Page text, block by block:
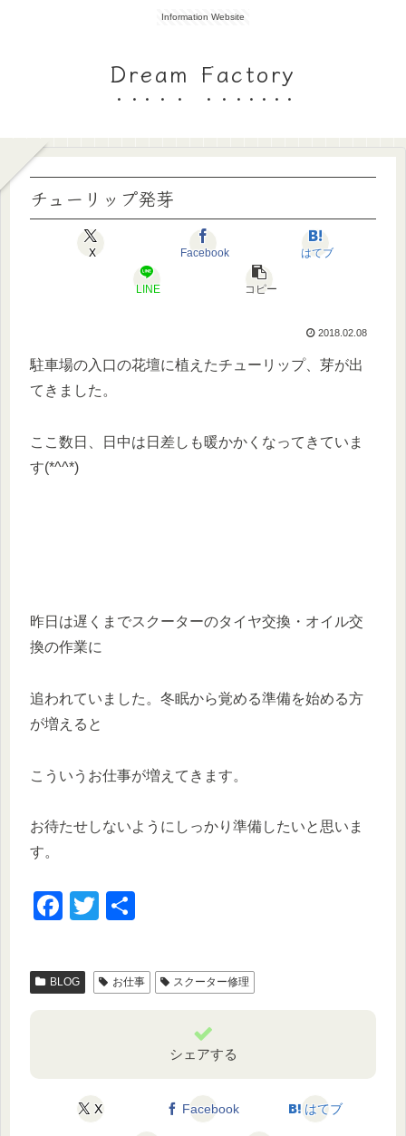
Information Website
Dream Factory
チューリップ発芽
X Facebook はてブ
LINE コピー
2018.02.08
駐車場の入口の花壇に植えたチューリップ、芽が出
てきました。
ここ数日、日中は日差しも暖かかくなってきていま
す(*^^*)
昨日は遅くまでスクーターのタイヤ交換・オイル交
換の作業に
追われていました。冬眠から覚める準備を始める方
が増えると
こういうお仕事が増えてきます。
お待たせしないようにしっかり準備したいと思いま
す。
F
c
e
T
tt
er
BLOG お仕事 スクーター修理
シェアする
X Facebook はてブ